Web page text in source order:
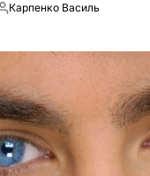
Карпенко Василь